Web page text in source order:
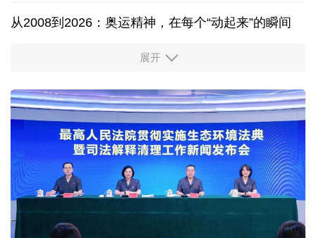
从2008到2026：奥运精神，在每个“动起来”的瞬间
活力中国调研行丨安徽的定力与活力
夏日经济乘“热”而上 消费市场向“新”而行
长江十年行 | 重庆“以竹代塑”铺就绿色发展新路
暑期档电影票房持续走高 “电影+”业态激发消费活力
年中经济观察丨以河溪流域为脉 打造乡村振兴示范
展开